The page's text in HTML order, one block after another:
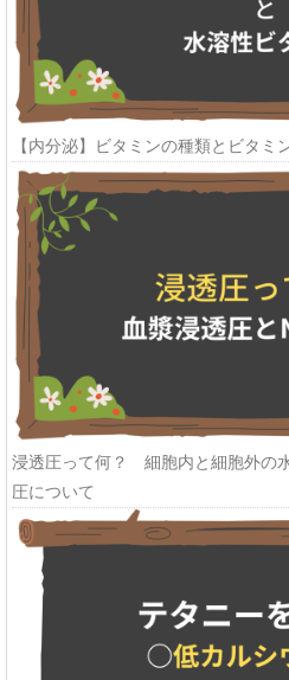
【内分泌】ビタミンの種類とビタミ
浸透圧って何？ 細胞内と細胞外の
圧について